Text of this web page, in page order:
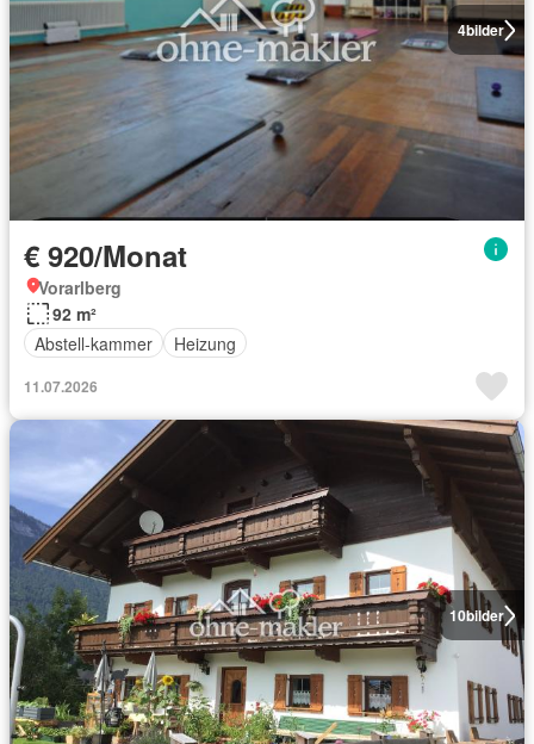
4bilder
€ 920/Monat
Vorarlberg
92 m²
Abstell-kammer
Heizung
11.07.2026
10bilder